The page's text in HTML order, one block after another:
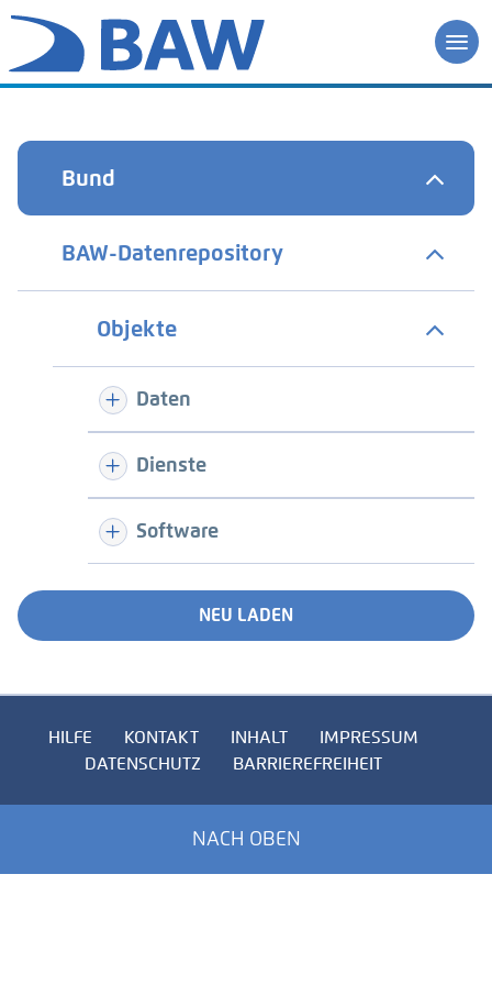
Bund
BAW-Datenrepository
Objekte
Daten
Dienste
Software
NEU LADEN
HILFE KONTAKT INHALT
IMPRESSUM
DATENSCHUTZ
BARRIEREFREIHEIT
NACH OBEN